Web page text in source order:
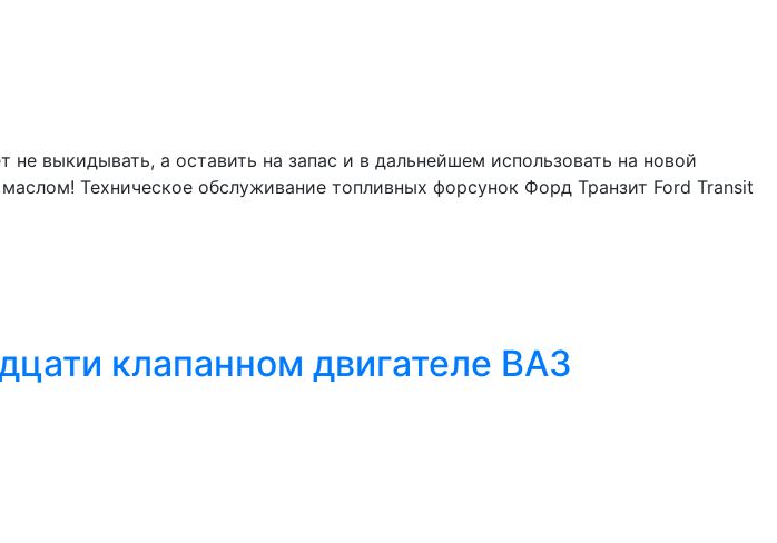
выкидывать, а оставить на запас и в дальнейшем использовать на новой
Техническое обслуживание топливных форсунок Форд Транзит Ford Transit
клапанном двигателе ВАЗ